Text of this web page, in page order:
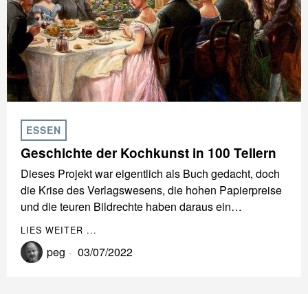
ESSEN
Geschichte der Kochkunst in 100 Tellern
Dieses Projekt war eigentlich als Buch gedacht, doch
die Krise des Verlagswesens, die hohen Papierpreise
und die teuren Bildrechte haben daraus ein…
LIES WEITER ...
peg 03/07/2022